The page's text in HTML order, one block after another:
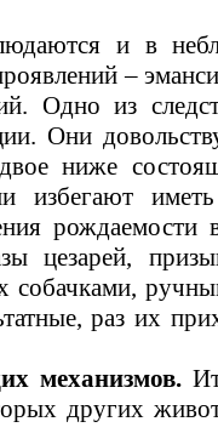
и в
–
Одно из
Они
ниже
избегают
цезарей,
собачками,
раз их
механизмов.
других